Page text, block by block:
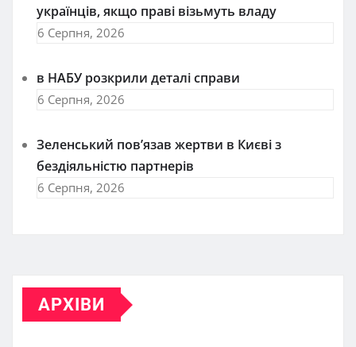
українців, якщо праві візьмуть владу
6 Серпня, 2026
в НАБУ розкрили деталі справи
6 Серпня, 2026
Зеленський пов’язав жертви в Києві з
бездіяльністю партнерів
6 Серпня, 2026
АРХІВИ